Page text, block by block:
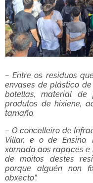
– Entre os residuos
envases de plástico
botellas, material de
produtos de hixiene,
tamaño.
– O concelleiro de
Villar, e o de Ensino,
xornada aos rapaces e
de moitos destes
porque alguén non
obxecto”.